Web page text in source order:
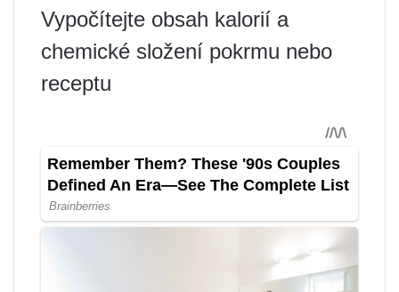
Vypočítejte obsah kalorií a
chemické složení pokrmu nebo
receptu